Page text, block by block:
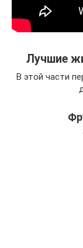
Лучшие
В этой части